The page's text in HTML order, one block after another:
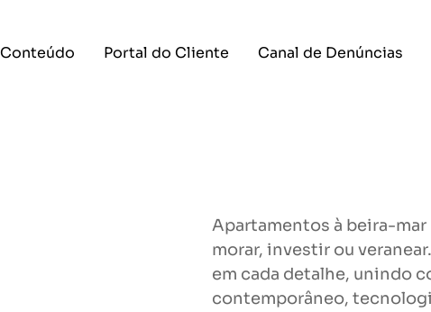
Conteúdo Portal do Cliente Canal de Denúncias
Apartamentos à beira-
morar, investir ou
em cada detalhe, unindo
contemporâneo,